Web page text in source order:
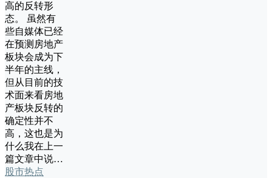
高的反转形
态。 虽然有
些自媒体已经
在预测房地产
板块会成为下
半年的主线，
但从目前的技
术面来看房地
产板块反转的
确定性并不
高，这也是为
什么我在上一
篇文章中说…
股市热点